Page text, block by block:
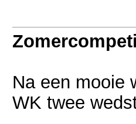
Na een mooie
WK twee